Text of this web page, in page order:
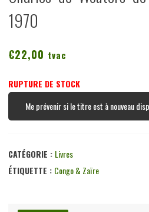
1970
€22,00 tvac
RUPTURE DE STOCK
Me prévenir si le titre est à nouveau
CATÉGORIE : Livres
ÉTIQUETTE : Congo & Zaïre